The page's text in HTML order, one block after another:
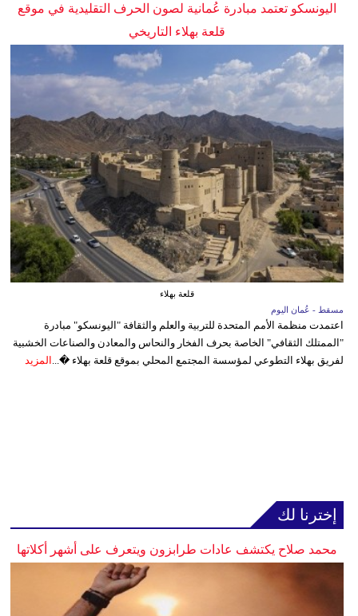
اليونسكو تعتمد مبادرة عُمانية لصون الحرف التقليدية في موقع
قلعة بهلاء التاريخي
قلعة بهلاء
مسقط - عُمان اليوم
اعتمدت منظمة الأمم المتحدة للتربية والعلم والثقافة "اليونسكو" مبادرة
"الممتلك الثقافي" الخاصة بحرف الفخار والنحاس والمعادن والصناعات الخشبية
لفريق بهلاء التطوعي لمؤسسة المجتمع المحلي بموقع قلعة بهلاء �... المزيد
إخترنا لك
محمد صلاح يكتشف عادات طرابزون ويتعرف على أشهر أكلاتها